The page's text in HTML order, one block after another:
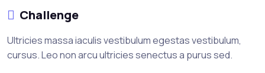
Challenge
Ultricies massa iaculis vestibulum egestas vestibulum,
cursus. Leo non arcu ultricies senectus a purus sed.